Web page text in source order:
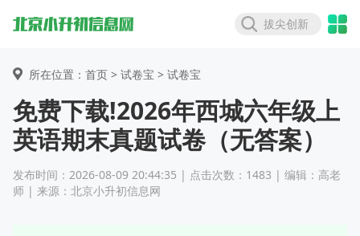
拔尖创新
所在位置：首页 > 试卷宝 > 试卷宝
免费下载!2026年西城六年级上
英语期末真题试卷（无答案）
发布时间：2026-08-09 20:44:35 | 点击次数：1483 | 编辑：高老
师 | 来源：北京小升初信息网